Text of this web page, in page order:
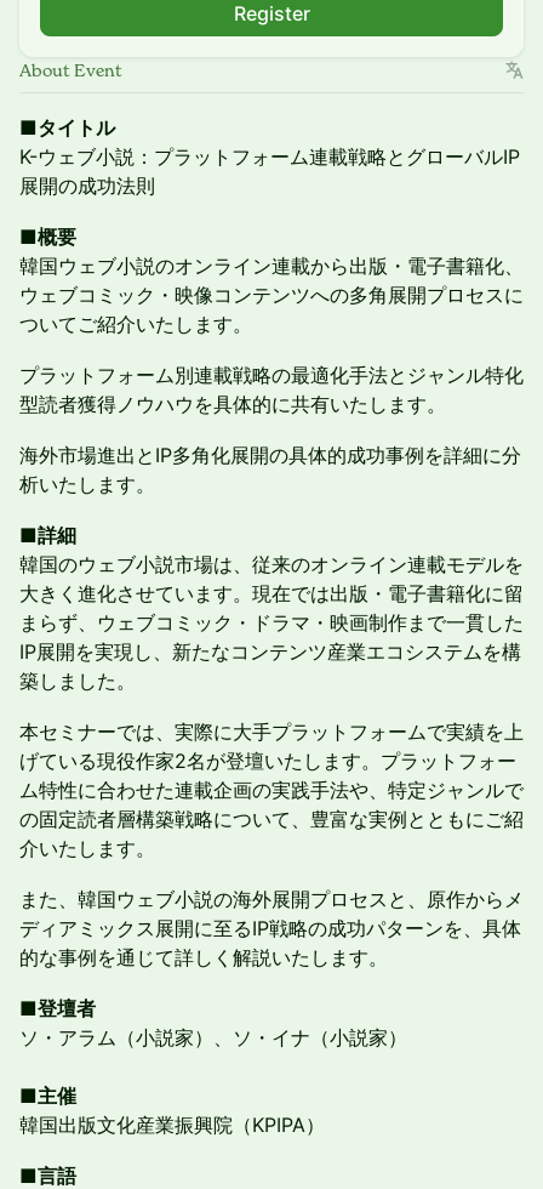
Register
About Event
■タイトル
K-ウェブ小説：プラットフォーム連載戦略とグローバルIP
展開の成功法則
■概要
韓国ウェブ小説のオンライン連載から出版・電子書籍化、
ウェブコミック・映像コンテンツへの多角展開プロセスに
ついてご紹介いたします。
プラットフォーム別連載戦略の最適化手法とジャンル特化
型読者獲得ノウハウを具体的に共有いたします。
海外市場進出とIP多角化展開の具体的成功事例を詳細に分
析いたします。
■詳細
韓国のウェブ小説市場は、従来のオンライン連載モデルを
大きく進化させています。現在では出版・電子書籍化に留
まらず、ウェブコミック・ドラマ・映画制作まで一貫した
IP展開を実現し、新たなコンテンツ産業エコシステムを構
築しました。
本セミナーでは、実際に大手プラットフォームで実績を上
げている現役作家2名が登壇いたします。プラットフォー
ム特性に合わせた連載企画の実践手法や、特定ジャンルで
の固定読者層構築戦略について、豊富な実例とともにご紹
介いたします。
また、韓国ウェブ小説の海外展開プロセスと、原作からメ
ディアミックス展開に至るIP戦略の成功パターンを、具体
的な事例を通じて詳しく解説いたします。
■登壇者
ソ・アラム（小説家）、ソ・イナ（小説家）
■主催
韓国出版文化産業振興院（KPIPA）
■言語